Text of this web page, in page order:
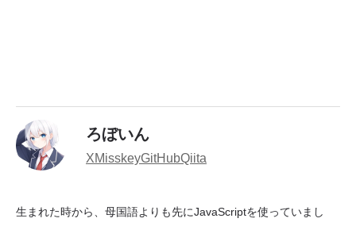
ろぼいん
XMisskeyGitHubQiita
生まれた時から、母国語よりも先にJavaScriptを使っていまし